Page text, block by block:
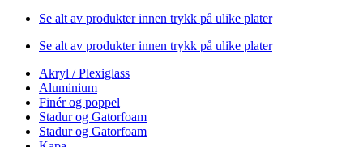
Se alt av produkter innen trykk på ulike plater
Se alt av produkter innen trykk på ulike plater
Akryl / Plexiglass
Aluminium
Finér og poppel
Stadur og Gatorfoam
Stadur og Gatorfoam